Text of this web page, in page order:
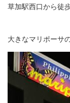
草加駅西口から徒
大きなマリポーサ